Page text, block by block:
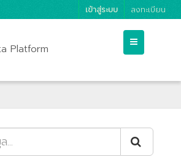
เข้าสู่ระบบ ลงทะเบียน
Platform